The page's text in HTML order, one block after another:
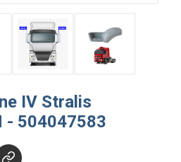
IV Stralis
- 504047583